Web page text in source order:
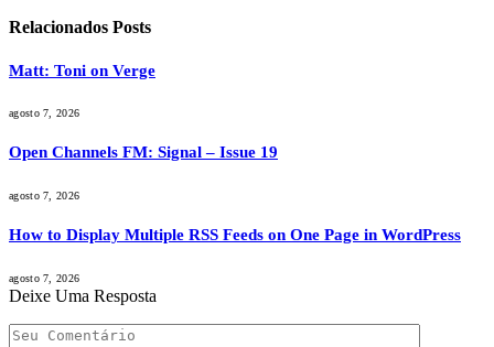
Relacionados Posts
Matt: Toni on Verge
agosto 7, 2026
Open Channels FM: Signal – Issue 19
agosto 7, 2026
How to Display Multiple RSS Feeds on One Page in WordPress
agosto 7, 2026
Deixe Uma Resposta